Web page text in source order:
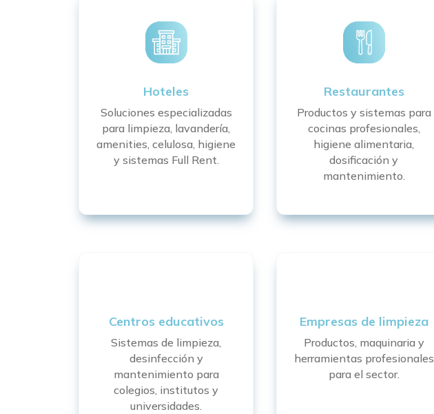
Hoteles
Soluciones especializadas
para limpieza, lavandería,
amenities, celulosa, higiene
y sistemas Full Rent.
Restaurantes
Productos y sistemas para
cocinas profesionales,
higiene alimentaria,
dosificación y
mantenimiento.
Centros educativos
Sistemas de limpieza,
desinfección y
mantenimiento para
colegios, institutos y
universidades.
Empresas de limpieza
Productos, maquinaria y
herramientas profesionales
para el sector.